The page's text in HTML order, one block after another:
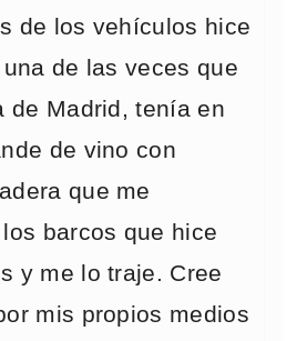
de los vehículos hice
de las veces que
de Madrid, tenía en
de vino con
que me
barcos que hice
y me lo traje. Cree
mis propios medios